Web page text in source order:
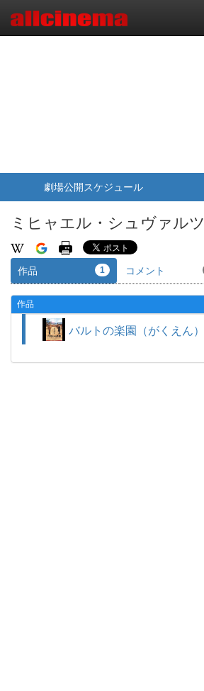
劇場公開スケジュール
ミヒャエル・シュヴァルツ
作品 1 コメント
作品
バルトの楽園（がくえん）